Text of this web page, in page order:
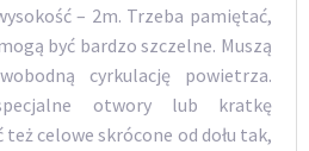
– 2m. Trzeba pamiętać,
być bardzo szczelne. Muszą
cyrkulację powietrza.
otwory lub kratkę
celowe skrócone od dołu tak,